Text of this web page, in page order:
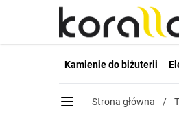
Przejdź do treści
Kamienie do biżuterii
Strona główna /